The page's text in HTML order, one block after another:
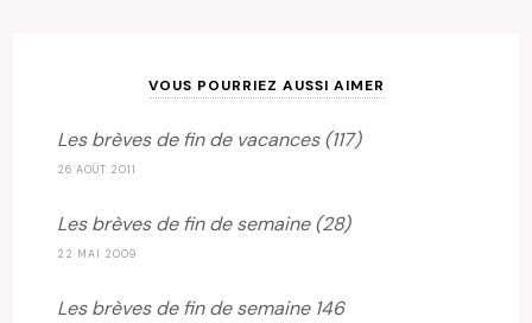
VOUS POURRIEZ AUSSI AIMER
Les brèves de fin de vacances (117)
26 AOÛT 2011
Les brèves de fin de semaine (28)
22 MAI 2009
Les brèves de fin de semaine 146